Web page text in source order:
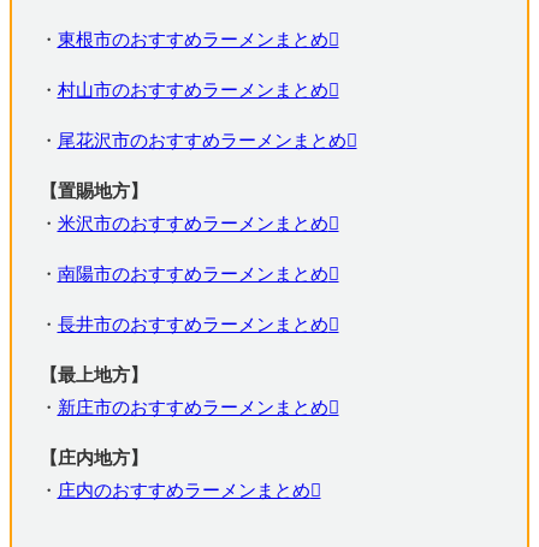
・ 東根市のおすすめラーメンまとめ
・ 村山市のおすすめラーメンまとめ
・ 尾花沢市のおすすめラーメンまとめ
【置賜地方】
・ 米沢市のおすすめラーメンまとめ
・ 南陽市のおすすめラーメンまとめ
・ 長井市のおすすめラーメンまとめ
【最上地方】
・ 新庄市のおすすめラーメンまとめ
【庄内地方】
・ 庄内のおすすめラーメンまとめ